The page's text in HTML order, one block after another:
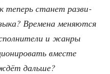
теперь ста­нет раз­ви­
Вре­ме­на меня­ют­ся
и жан­ры
вме­сте
дальше?